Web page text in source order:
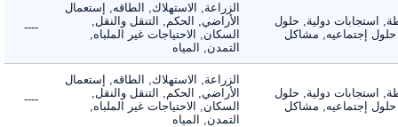
استجابات دولية, حلول
إجتماعيه, مشاكل
الزراعة, الاستهلاك, الطاقه, إستعمال
الأراضي, الحكم, التنقل والنقل,
السكان, الاحتياجات غير الملباه,
التمدن, المياه
----
استجابات دولية, حلول
إجتماعيه, مشاكل
الزراعة, الاستهلاك, الطاقه, إستعمال
الأراضي, الحكم, التنقل والنقل,
السكان, الاحتياجات غير الملباه,
التمدن, المياه
----